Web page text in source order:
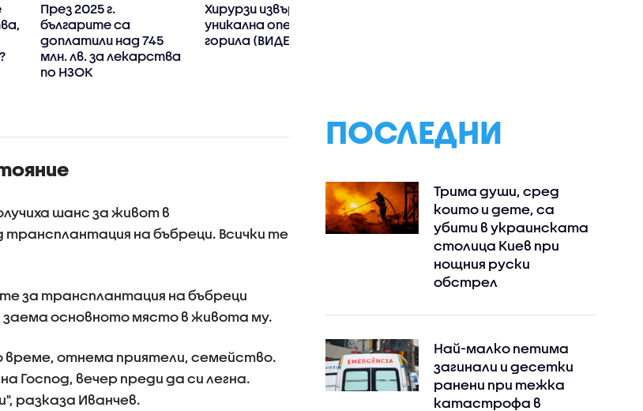
През 2025 г.
българите са
доплатили над 745
млн. лв. за лекарства
по НЗОК
Хирурзи извършиха
уникална операция на
горила (ВИДЕО)
шанс за живот в
трансплантация на бъбреци. Всички те
за трансплантация на бъбреци
заема основното място в живота му.
отнема приятели, семейство.
Господ, вечер преди да си легна.
разказа Иванчев.
ПОСЛЕДНИ
Трима души, сред
които и дете, са
убити в украинската
столица Киев при
нощния руски
обстрел
Най-малко петима
загинали и десетки
ранени при тежка
катастрофа в